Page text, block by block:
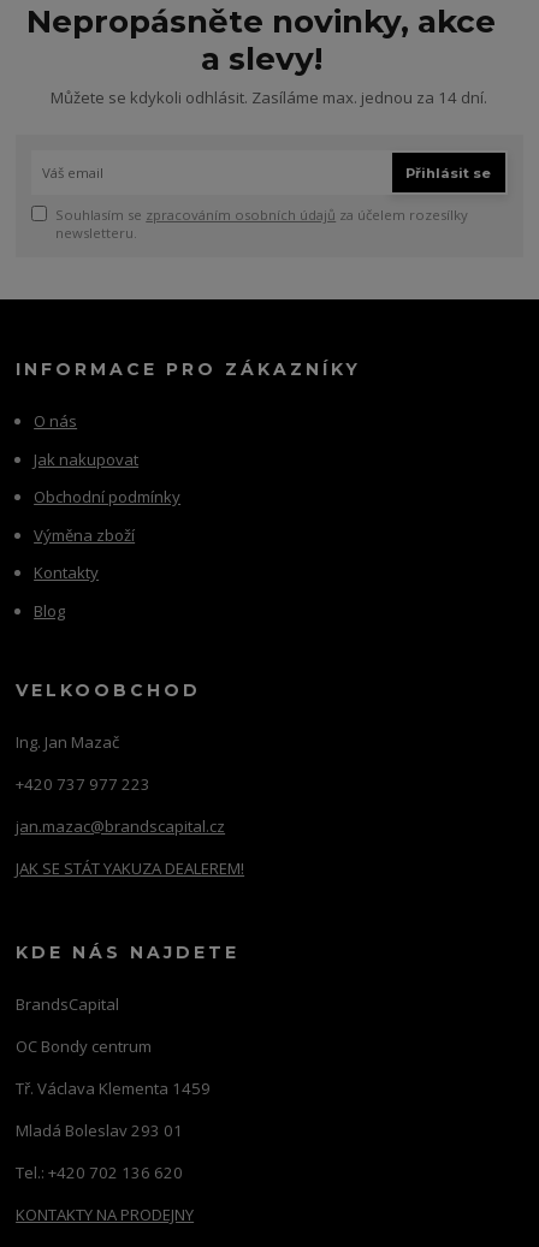
Nepropásněte novinky, akce
a slevy!
Můžete se kdykoli odhlásit. Zasíláme max. jednou za 14 dní.
Přihlásit se
Souhlasím se zpracováním osobních údajů za účelem rozesílky
newsletteru.
INFORMACE PRO ZÁKAZNÍKY
O nás
Jak nakupovat
Obchodní podmínky
Výměna zboží
Kontakty
Blog
VELKOOBCHOD
Ing. Jan Mazač
+420 737 977 223
jan.mazac@brandscapital.cz
JAK SE STÁT YAKUZA DEALEREM!
KDE NÁS NAJDETE
BrandsCapital
OC Bondy centrum
Tř. Václava Klementa 1459
Mladá Boleslav 293 01
Tel.: +420 702 136 620
KONTAKTY NA PRODEJNY